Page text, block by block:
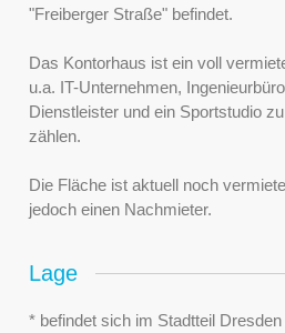
"Freiberger Straße" befindet.
Das Kontorhaus ist ein voll
u.a. IT-Unternehmen,
Dienstleister und ein Sportstudio
zählen.
Die Fläche ist aktuell noch
jedoch einen Nachmieter.
Lage
* befindet sich im Stadtteil